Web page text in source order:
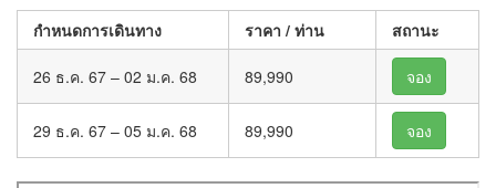
กำหนดการเดินทาง
ราคา / ท่าน สถานะ
26 ธ.ค. 67 – 02 ม.ค. 68 89,990 จอง
29 ธ.ค. 67 – 05 ม.ค. 68 89,990 จอง